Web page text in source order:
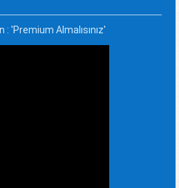
: 'Premium Almalısınız'